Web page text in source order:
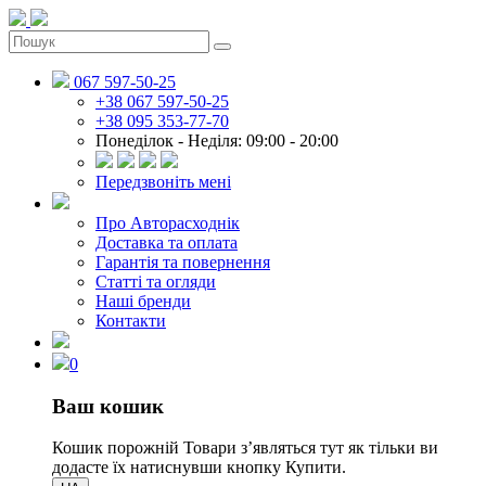
067 597-50-25
+38 067 597-50-25
+38 095 353-77-70
Понеділок - Неділя: 09:00 - 20:00
Передзвоніть мені
Про Авторасходнік
Доставка та оплата
Гарантія та повернення
Статті та огляди
Наші бренди
Контакти
0
Ваш кошик
Кошик порожній Товари зʼявляться тут як тільки ви
додасте їх натиснувши кнопку Купити.